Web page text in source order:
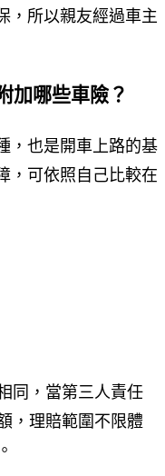
，所以親友經過車主
加哪些車險？
，也是開車上路的基
，可依照自己比較在
同，當第三人責任
，理賠範圍不限體